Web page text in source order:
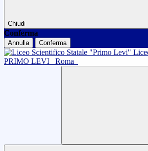
Chiudi
Conferma
Annulla Conferma
PRIMO LEVI
Roma